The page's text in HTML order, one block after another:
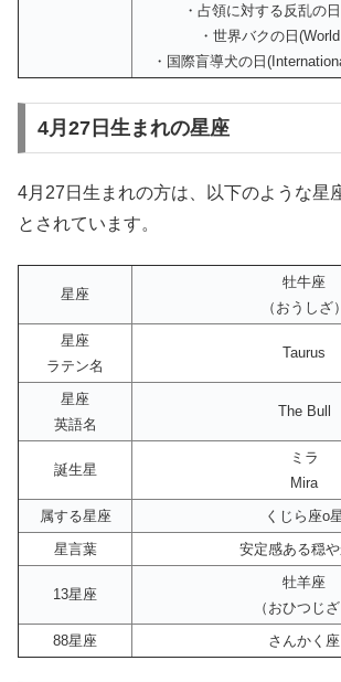
・占領に対する反乱の
・世界バクの日
・国際盲導犬の日
4月27日生まれの星座
4月27日生まれの方は、以下のような星
とされています。
星座
牡牛座
（おうしざ）
星座
ラテン名
Taurus
星座
英語名
The Bull
誕生星
ミラ
Mira
属する星座
くじら座ο
星言葉
安定感ある穏や
13星座
牡羊座
（おひつじざ
88星座
さんかく座